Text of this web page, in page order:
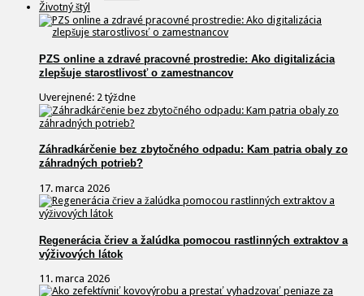
Životný štýl
PZS online a zdravé pracovné prostredie: Ako digitalizácia
zlepšuje starostlivosť o zamestnancov
Uverejnené: 2 týždne
Záhradkárčenie bez zbytočného odpadu: Kam patria obaly zo
záhradných potrieb?
17. marca 2026
Regenerácia čriev a žalúdka pomocou rastlinných extraktov a
výživových látok
11. marca 2026